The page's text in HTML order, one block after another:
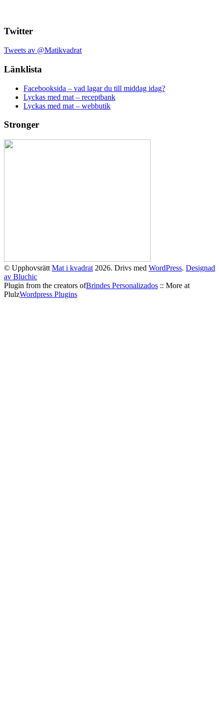
Twitter
Tweets av @Matikvadrat
Länklista
Facebooksida – vad lagar du till middag idag?
Lyckas med mat – receptbank
Lyckas med mat – webbutik
Stronger
© Upphovsrätt Mat i kvadrat 2026. Drivs med WordPress. Designad
av Bluchic
Plugin from the creators ofBrindes Personalizados :: More at
PlulzWordpress Plugins